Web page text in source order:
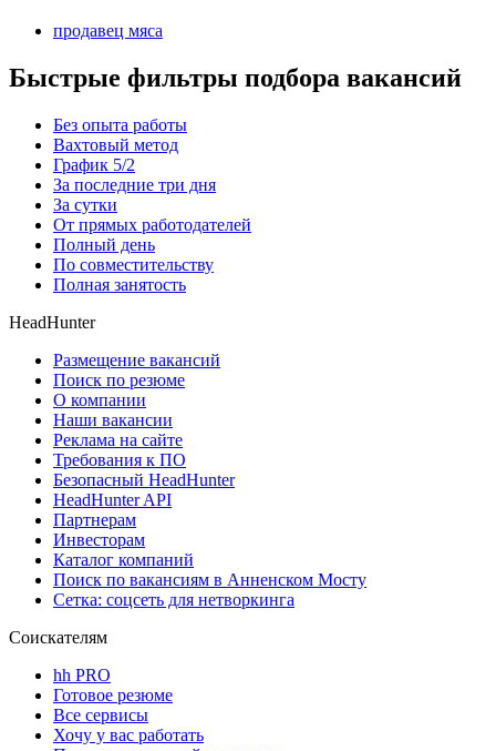
продавец мяса
Быстрые фильтры подбора вакансий
Без опыта работы
Вахтовый метод
График 5/2
За последние три дня
За сутки
От прямых работодателей
Полный день
По совместительству
Полная занятость
HeadHunter
Размещение вакансий
Поиск по резюме
О компании
Наши вакансии
Реклама на сайте
Требования к ПО
Безопасный HeadHunter
HeadHunter API
Партнерам
Инвесторам
Каталог компаний
Поиск по вакансиям в Анненском Мосту
Сетка: соцсеть для нетворкинга
Соискателям
hh PRO
Готовое резюме
Все сервисы
Хочу у вас работать